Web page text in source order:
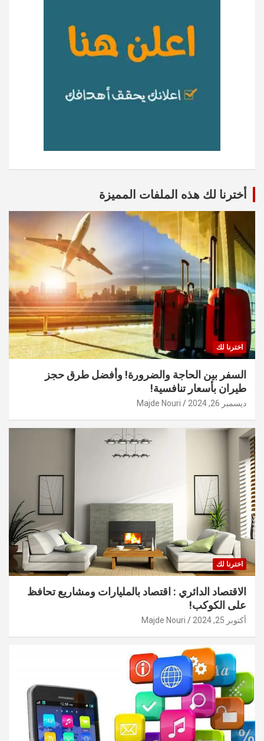
أخترنا لك هذه الملفات المميزة
اخترنا لك
السفر بين الحاجة والضرورة! وأفضل طرق حجز
طيران بأسعار تنافسية!
ديسمبر 26, 2024 Majde Nouri
اخترنا لك
الاقتصاد الدائري : اقتصاد بالمليارات ومشاريع تحافظ
على الكوكب!
أكتوبر 25, 2024 Majde Nouri